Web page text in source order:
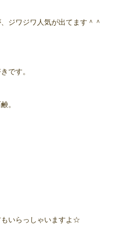
ジワジワ人気が出てます＾＾
です。
。
いらっしゃいますよ☆